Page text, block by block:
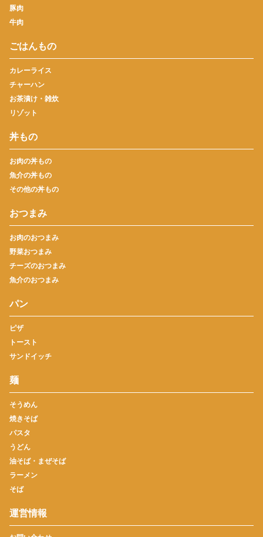
豚肉
牛肉
ごはんもの
カレーライス
チャーハン
お茶漬け・雑炊
リゾット
丼もの
お肉の丼もの
魚介の丼もの
その他の丼もの
おつまみ
お肉のおつまみ
野菜おつまみ
チーズのおつまみ
魚介のおつまみ
パン
ピザ
トースト
サンドイッチ
麺
そうめん
焼きそば
パスタ
うどん
油そば・まぜそば
ラーメン
そば
運営情報